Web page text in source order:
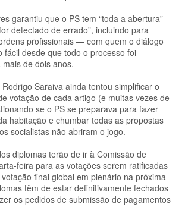
garantiu que o PS tem “toda a abertura”
detectado de errado”, incluindo para
profissionais — com quem o diálogo
fácil desde que todo o processo foi
de dois anos.
Saraiva ainda tentou simplificar o
votação de cada artigo (e muitas vezes de
se o PS se preparava para fazer
habitação e chumbar todas as propostas
socialistas não abriram o jogo.
diplomas terão de ir à Comissão de
feira para as votações serem ratificadas
final global em plenário na próxima
têm de estar definitivamente fechados
os pedidos de submissão de pagamentos